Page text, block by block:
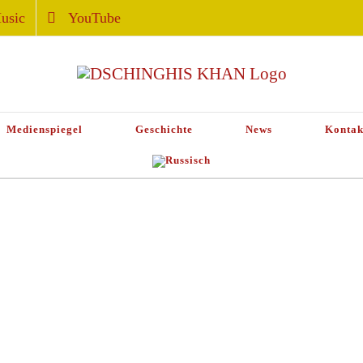
YouTube
Medienspiegel Geschichte News